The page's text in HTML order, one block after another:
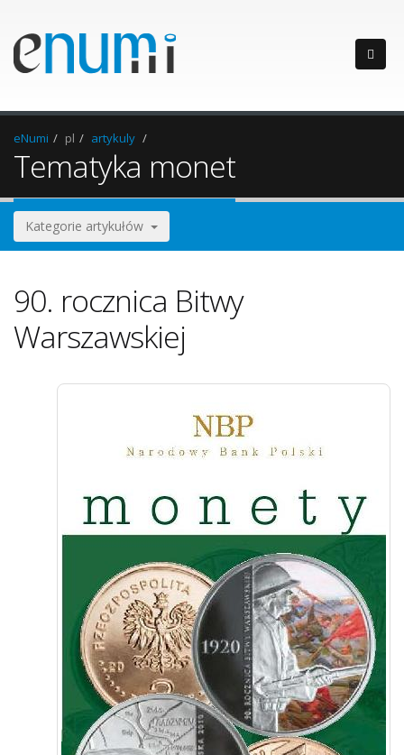
eNumi pl artykuly
Tematyka monet
Kategorie artykułów
90. rocznica Bitwy
Warszawskiej